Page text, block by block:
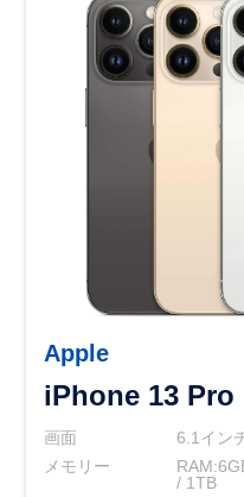
Apple
iPhone 13 Pro
画面
6.1イン
メモリー
/ 1TB